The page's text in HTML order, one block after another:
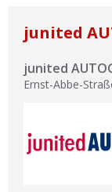
Ratgeber
Scheibensuche
Lexikon
junited
junited
Ernst-Abbe-